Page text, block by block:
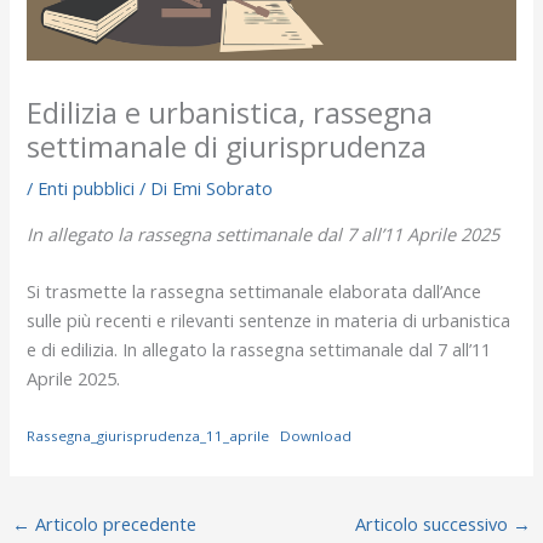
Edilizia e urbanistica, rassegna
settimanale di giurisprudenza
/ Enti pubblici / Di Emi Sobrato
In allegato la rassegna settimanale dal 7 all’11 Aprile 2025
Si trasmette la rassegna settimanale elaborata dall’Ance
sulle più recenti e rilevanti sentenze in materia di urbanistica
e di edilizia. In allegato la rassegna settimanale dal 7 all’11
Aprile 2025.
Rassegna_giurisprudenza_11_aprile Download
← Articolo precedente Articolo successivo →